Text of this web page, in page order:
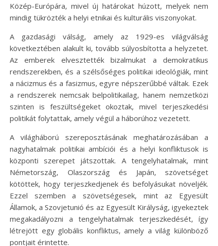
Közép-Európára, mivel új határokat húzott, melyek nem
mindig tükrözték a helyi etnikai és kulturális viszonyokat.
A gazdasági válság, amely az 1929-es világválság
következtében alakult ki, tovább súlyosbította a helyzetet.
Az emberek elvesztették bizalmukat a demokratikus
rendszerekben, és a szélsőséges politikai ideológiák, mint
a nácizmus és a fasizmus, egyre népszerűbbé váltak. Ezek
a rendszerek nemcsak belpolitikailag, hanem nemzetközi
szinten is feszültségeket okoztak, mivel terjeszkedési
politikát folytattak, amely végül a háborúhoz vezetett.
A világháború szereposztásának meghatározásában a
nagyhatalmak politikai ambíciói és a helyi konfliktusok is
központi szerepet játszottak. A tengelyhatalmak, mint
Németország, Olaszország és Japán, szövetséget
kötöttek, hogy terjeszkedjenek és befolyásukat növeljék.
Ezzel szemben a szövetségesek, mint az Egyesült
Államok, a Szovjetunió és az Egyesült Királyság, igyekeztek
megakadályozni a tengelyhatalmak terjeszkedését, így
létrejött egy globális konfliktus, amely a világ különböző
pontjait érintette.